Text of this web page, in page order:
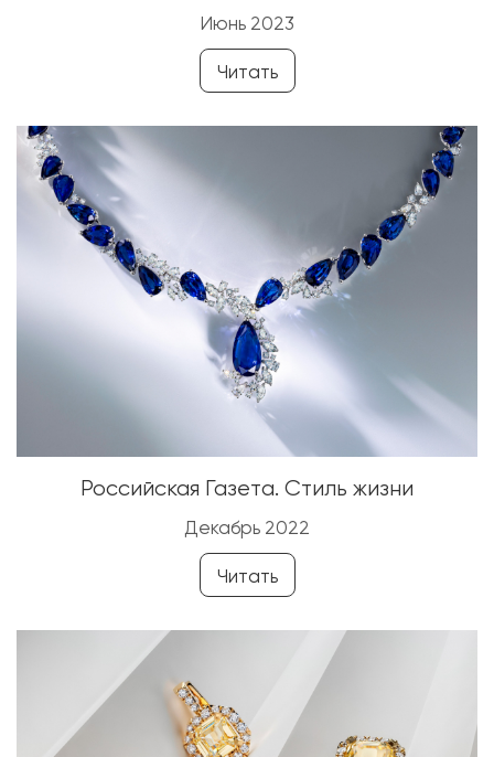
Июнь 2023
Читать
Российская Газета. Стиль жизни
Декабрь 2022
Читать